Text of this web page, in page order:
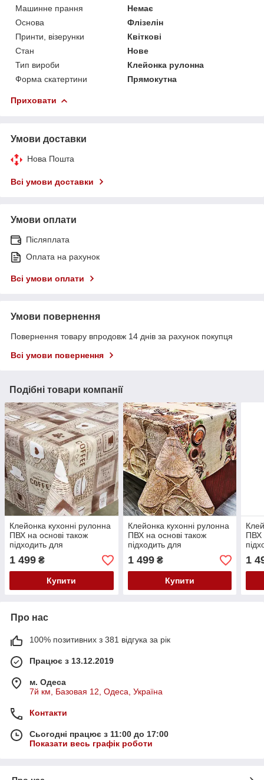
Машинне прання
Немає
Основа
Флізелін
Принти, візерунки
Квіткові
Стан
Нове
Тип вироби
Клейонка рулонна
Форма скатертини
Прямокутна
Приховати
Умови доставки
Нова Пошта
Всі умови доставки
Умови оплати
Післяплата
Оплата на рахунок
Всі умови оплати
Умови повернення
Повернення товару впродовж 14 днів за рахунок покупця
Всі умови повернення
Подібні товари компанії
Клейонка кухонні рулонна
ПВХ на основі також
підходить для
обклеювання стін
1 499 ₴
Купити
Клейонка кухонні рулонна
ПВХ на основі також
підходить для
обклеювання стін
1 499₴
Купити
ПВХ
1
Про нас
100% позитивних з 381 відгука за рік
Працює з 13.12.2019
м. Одеса
7й км, Базовая 12, Одеса, Україна
Контакти
Сьогодні працює з 11:00 до 17:00
Показати весь графік роботи